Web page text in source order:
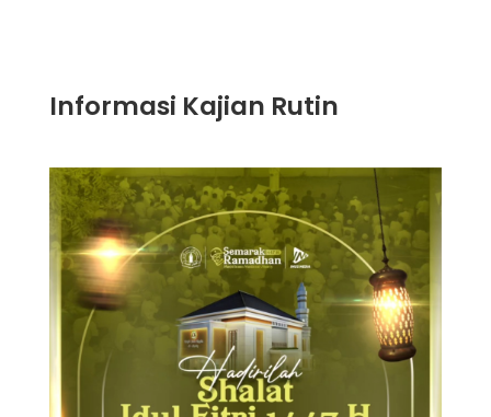
Informasi Kajian Rutin